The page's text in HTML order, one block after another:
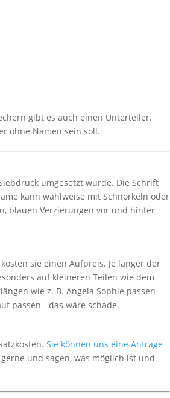
gibt es auch einen Unterteller.
ohne Namen sein soll.
umgesetzt wurde. Die Schrift
kann wahlweise mit Schnörkeln oder
blauen Verzierungen vor und hinter
sie einen Aufpreis. Je länger der
auf kleineren Teilen wie dem
wie z. B. Angela Sophie passen
passen - das wäre schade.
Sie können uns eine Anfrage
und sagen, was möglich ist und